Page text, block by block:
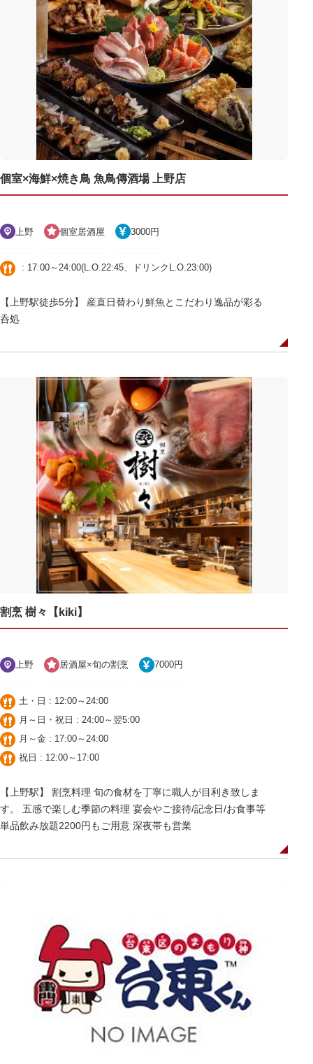
個室×海鮮×焼き鳥 魚鳥傳酒場 上野店
上野 個室居酒屋 3000円
: 17:00～24:00(L.O.22:45、ドリンクL.O.23:00)
【上野駅徒歩5分】 産直日替わり鮮魚とこだわり逸品が彩る
呑処
割烹 樹々【kiki】
上野 居酒屋×旬の割烹 7000円
土・日 : 12:00～24:00
月～日・祝日 : 24:00～翌5:00
月～金 : 17:00～24:00
祝日 : 12:00～17:00
【上野駅】 割烹料理 旬の食材を丁寧に職人が目利き致しま
す。 五感で楽しむ季節の料理 宴会やご接待/記念日/お食事等
単品飲み放題2200円もご用意 深夜帯も営業